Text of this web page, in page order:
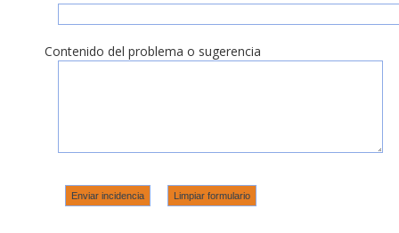
Contenido del problema o sugerencia